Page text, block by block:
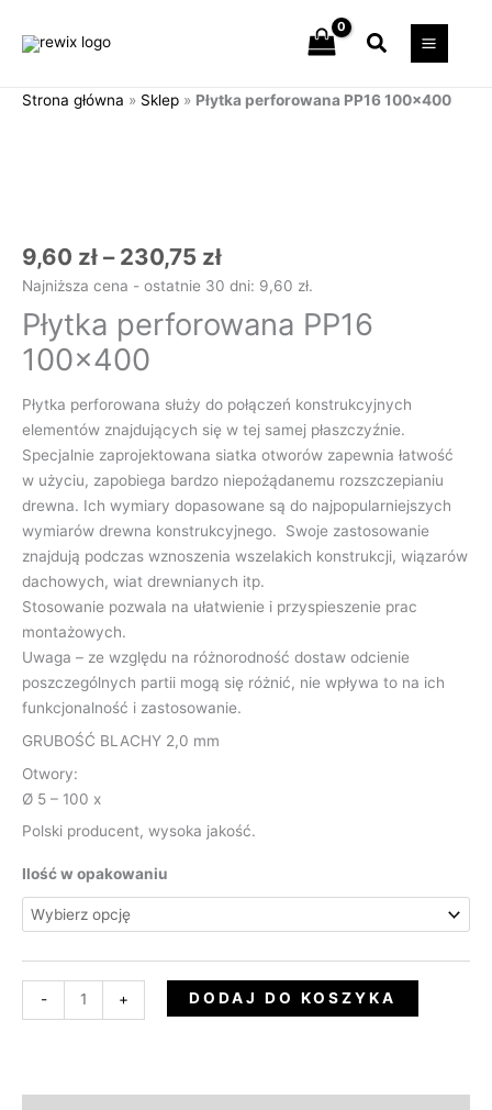
Szukaj
Strona główna » Sklep » Płytka perforowana PP16 100×400
9,60 zł – 230,75 zł230,75 zł
Najniższa cena - ostatnie 30 dni: 9,60 zł.
Płytka perforowana PP16
100×400
Płytka perforowana służy do połączeń konstrukcyjnych
elementów znajdujących się w tej samej płaszczyźnie.
Specjalnie zaprojektowana siatka otworów zapewnia łatwość
w użyciu, zapobiega bardzo niepożądanemu rozszczepianiu
drewna. Ich wymiary dopasowane są do najpopularniejszych
wymiarów drewna konstrukcyjnego. Swoje zastosowanie
znajdują podczas wznoszenia wszelakich konstrukcji, wiązarów
dachowych, wiat drewnianych itp.
Stosowanie pozwala na ułatwienie i przyspieszenie prac
montażowych.
Uwaga – ze względu na różnorodność dostaw odcienie
poszczególnych partii mogą się różnić, nie wpływa to na ich
funkcjonalność i zastosowanie.
GRUBOŚĆ BLACHY 2,0 mm
Otwory:
Ø 5 – 100 x
Polski producent, wysoka jakość.
Ilość w opakowaniu
- + DODAJ DO KOSZYKA